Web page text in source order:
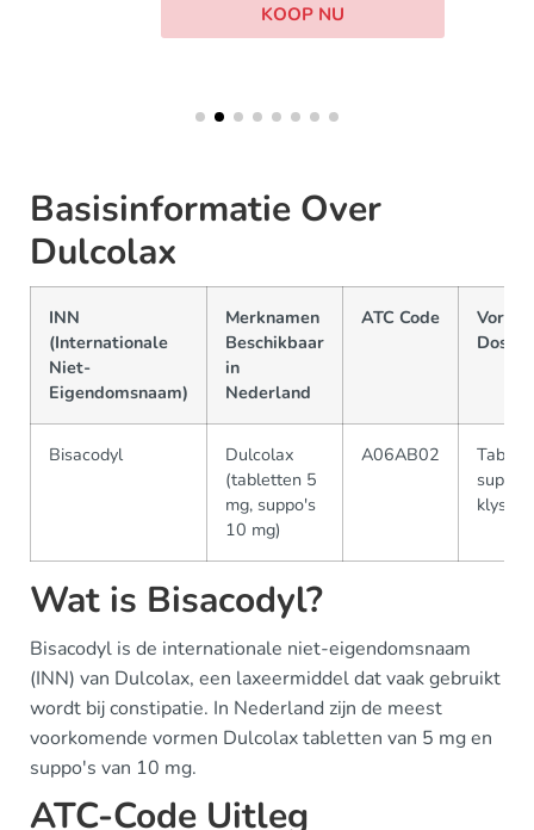
KOOP NU
Basisinformatie Over
Dulcolax
INN
(Internationale
Niet-
Eigendomsnaam)
Merknamen
Beschikbaar
in
Nederland
ATC Code
Bisacodyl
Dulcolax
(tabletten 5
mg, suppo's
10 mg)
A06AB02
Wat is Bisacodyl?
Bisacodyl is de internationale niet-eigendomsnaam
(INN) van Dulcolax, een laxeermiddel dat vaak gebruikt
wordt bij constipatie. In Nederland zijn de meest
voorkomende vormen Dulcolax tabletten van 5 mg en
suppo's van 10 mg.
ATC-Code Uitleg